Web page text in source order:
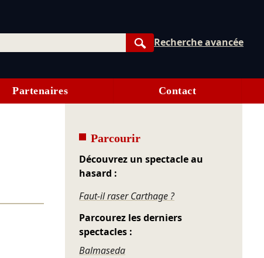
Rechercher
Recherche avancée
Partenaires Contact
Parcourir
Découvrez un spectacle au
hasard :
Faut-il raser Carthage ?
Parcourez les derniers
spectacles :
Balmaseda